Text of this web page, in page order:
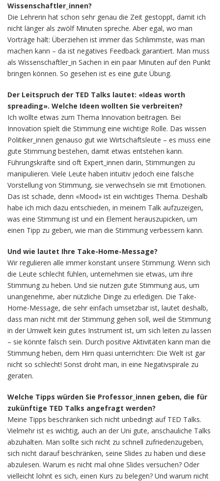
Wissenschaftler_innen?
Die Lehrerin hat schon sehr genau die Zeit gestoppt, damit ich
nicht länger als zwölf Minuten spreche. Aber egal, wo man
Vorträge hält: Überziehen ist immer das Schlimmste, was man
machen kann – da ist negatives Feedback garantiert. Man muss
als Wissenschaftler_in Sachen in ein paar Minuten auf den Punkt
bringen können. So gesehen ist es eine gute Übung.
Der Leitspruch der TED Talks lautet: «Ideas worth
spreading». Welche Ideen wollten Sie verbreiten?
Ich wollte etwas zum Thema Innovation beitragen. Bei
Innovation spielt die Stimmung eine wichtige Rolle. Das wissen
Politiker_innen genauso gut wie Wirtschaftsleute – es muss eine
gute Stimmung bestehen, damit etwas entstehen kann.
Führungskräfte sind oft Expert_innen darin, Stimmungen zu
manipulieren. Viele Leute haben intuitiv jedoch eine falsche
Vorstellung von Stimmung, sie verwechseln sie mit Emotionen.
Das ist schade, denn «Mood» ist ein wichtiges Thema. Deshalb
habe ich mich dazu entschieden, in meinem Talk aufzuzeigen,
was eine Stimmung ist und ein Element herauszupicken, um
einen Tipp zu geben, wie man die Stimmung verbessern kann.
Und wie lautet Ihre Take-Home-Message?
Wir regulieren alle immer konstant unsere Stimmung. Wenn sich
die Leute schlecht fühlen, unternehmen sie etwas, um ihre
Stimmung zu heben. Und sie nutzen gute Stimmung aus, um
unangenehme, aber nützliche Dinge zu erledigen. Die Take-
Home-Message, die sehr einfach umsetzbar ist, lautet deshalb,
dass man nicht mit der Stimmung gehen soll, weil die Stimmung
in der Umwelt kein gutes Instrument ist, um sich leiten zu lassen
– sie könnte falsch sein. Durch positive Aktivitäten kann man die
Stimmung heben, dem Hirn quasi unterrichten: Die Welt ist gar
nicht so schlecht! Sonst droht man, in eine Negativspirale zu
geraten.
Welche Tipps würden Sie Professor_innen geben, die für
zukünftige TED Talks angefragt werden?
Meine Tipps beschränken sich nicht unbedingt auf TED Talks.
Vielmehr ist es wichtig, auch an der Uni gute, anschauliche Talks
abzuhalten. Man sollte sich nicht zu schnell zufriedenzugeben,
sich nicht darauf beschränken, seine Slides zu haben und diese
abzulesen. Warum es nicht mal ohne Slides versuchen? Oder
vielleicht lohnt es sich, einen Kurs zu belegen? Und warum nicht